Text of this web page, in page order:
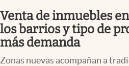
Negocios
Columnistas
Venta de inmuebles
los barrios y tipo de
más demanda
Zonas nuevas acompañan a